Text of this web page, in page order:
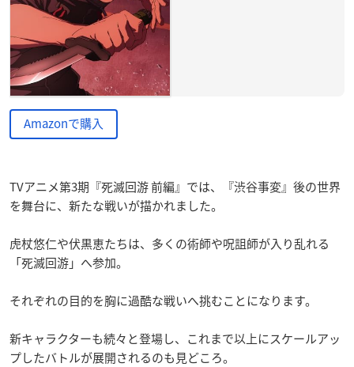
Amazonで購入
TVアニメ第3期『死滅回游 前編』では、『渋谷事変』後の世界
を舞台に、新たな戦いが描かれました。
虎杖悠仁や伏黒恵たちは、多くの術師や呪詛師が入り乱れる
「死滅回游」へ参加。
それぞれの目的を胸に過酷な戦いへ挑むことになります。
新キャラクターも続々と登場し、これまで以上にスケールアッ
プしたバトルが展開されるのも見どころ。